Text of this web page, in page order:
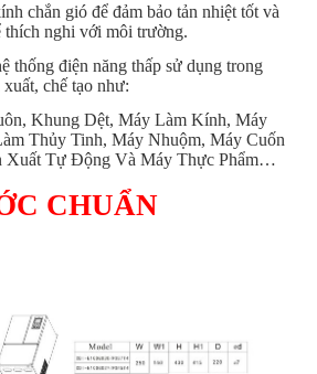
chắn gió để đảm bảo tản nhiệt tốt và
thích nghi với môi trường.
thống điện năng thấp sử dụng trong
chế tạo như:
Khung Dệt, Máy Làm Kính, Máy
Thủy Tinh, Máy Nhuộm, Máy Cuốn
Xuất Tự Động Và Máy Thực Phẩm…
CHUẨN